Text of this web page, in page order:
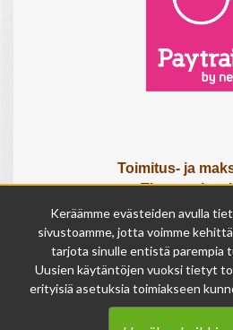
Toimitus- ja
Tietoa
Osta
Tilauksen
Olemme
ma - pe 9 -
Keräämme evästeiden avulla
sivustoamme, jotta voimme
tarjota sinulle entistä parempia
Uusien käytäntöjen vuoksi tietyt
erityisiä asetuksia toimiakseen
joissakin tapauksissa
vaikka olisit kieltänyt